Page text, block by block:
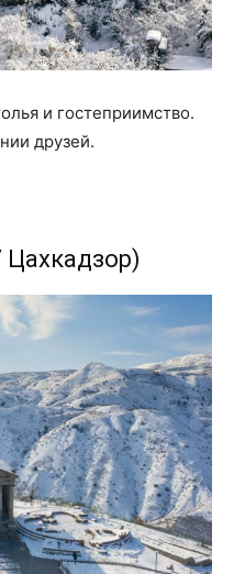
и гостеприимство.
друзей.